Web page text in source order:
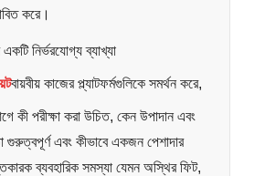
করে।
নির্ভরযোগ্য ব্যাখ্যা
বায়বীয় কাজের প্ল্যাটফর্মগুলিকে সমর্থন করে,
কী পরীক্ষা করা উচিত, কেন উপাদান এবং
গুরুত্বপূর্ণ এবং কীভাবে একজন পেশাদার
ব্যবহারিক সমস্যা যেমন অস্থির ফিট,